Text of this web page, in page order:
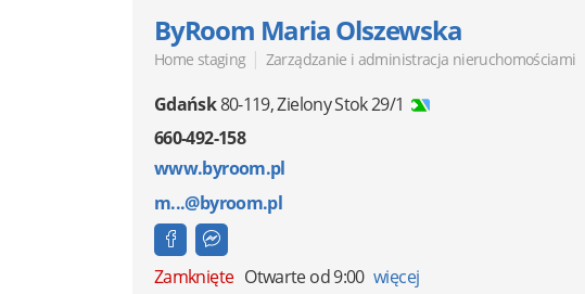
ByRoom Maria Olszewska
Home staging | Zarządzanie i administracja nieruchomościami
Gdańsk80-119,Zielony Stok 29/1
660-492-158
www.byroom.pl
m...@byroom.pl
Zamknięte Otwarte od 9:00 więcej